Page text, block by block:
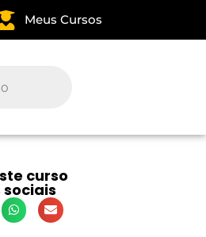
Meus Cursos
curso
sociais